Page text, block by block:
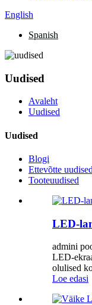
English
Spanish
Uudised
Avaleht
Uudised
Uudised
Blogi
Ettevõtte uudised
Tooteuudised
LED-
admini
LED-
olulised
Loe edasi